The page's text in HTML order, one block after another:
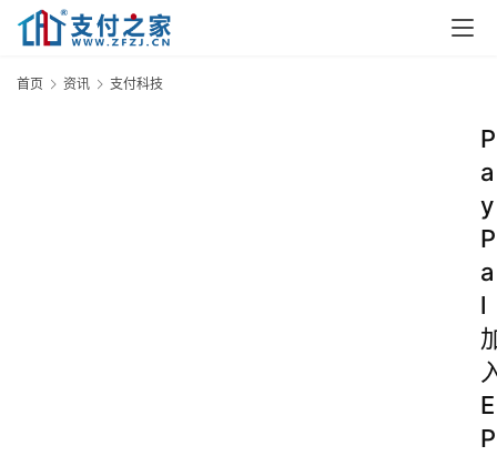
首页 资讯 支付科技
P
a
y
P
a
l
E
P